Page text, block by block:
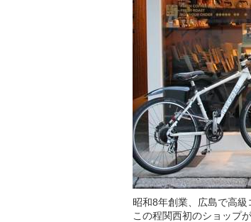
昭和8年創業、広島で高級
この程関西初のショップ